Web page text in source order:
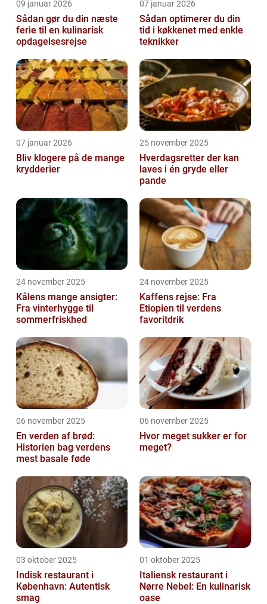
09 januar 2026
Sådan gør du din næste
ferie til en kulinarisk
opdagelsesrejse
07 januar 2026
Sådan optimerer du din
tid i køkkenet med enkle
teknikker
07 januar 2026
Bliv klogere på de mange
krydderier
25 november 2025
Hverdagsretter der kan
laves i én gryde eller
pande
24 november 2025
Kålens mange ansigter:
Fra vinterhygge til
sommerfriskhed
24 november 2025
Kaffens rejse: Fra
Etiopien til verdens
favoritdrik
06 november 2025
En verden af brød:
Historien bag verdens
mest basale føde
06 november 2025
Hvor meget sukker er for
meget?
03 oktober 2025
Indisk restaurant i
København: Autentisk
smag
01 oktober 2025
Italiensk restaurant i
Nørre Nebel: En kulinarisk
oase